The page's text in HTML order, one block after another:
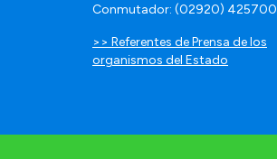
Conmutador: (02920) 425700
>> Referentes de Prensa de los
organismos del Estado